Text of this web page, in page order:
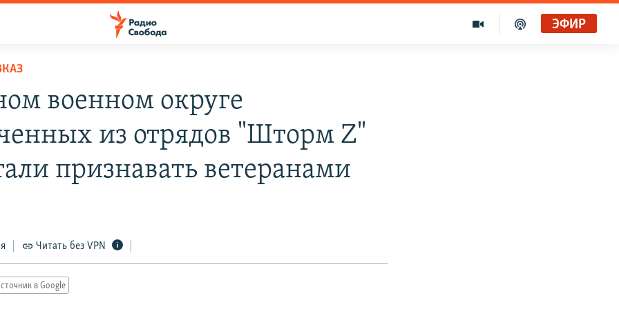
ЭФИР
военном округе
из отрядов "Шторм Z"
признавать ветеранами
Читать без VPN
в Google